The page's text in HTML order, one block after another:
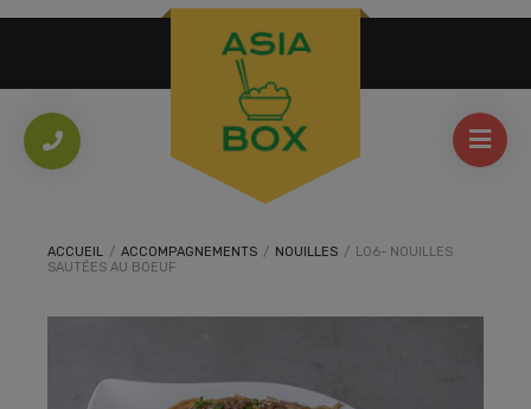
ACCUEIL / ACCOMPAGNEMENTS / NOUILLES / L06- NOUILLES
SAUTÉES AU BOEUF